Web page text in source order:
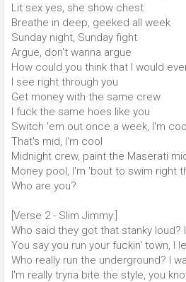
Lit sex yes, she show chest
Breathe in deep, geeked all week
Sunday night, Sunday fight
Argue, don't wanna argue
How could you think that I would
I see right through you
Get money with the same crew
I fuck the same hoes like you
Switch 'em out once a week, I'm
That's mid, I'm cool
Midnight crew, paint the Maserati
Money pool, I'm 'bout to swim right
Who are you?
[Verse 2 - Slim Jimmy:]
Who said they got that stanky loud?
You say you run your fuckin' town, I
Who really run the underground? I
I'm really tryna bite the style, you